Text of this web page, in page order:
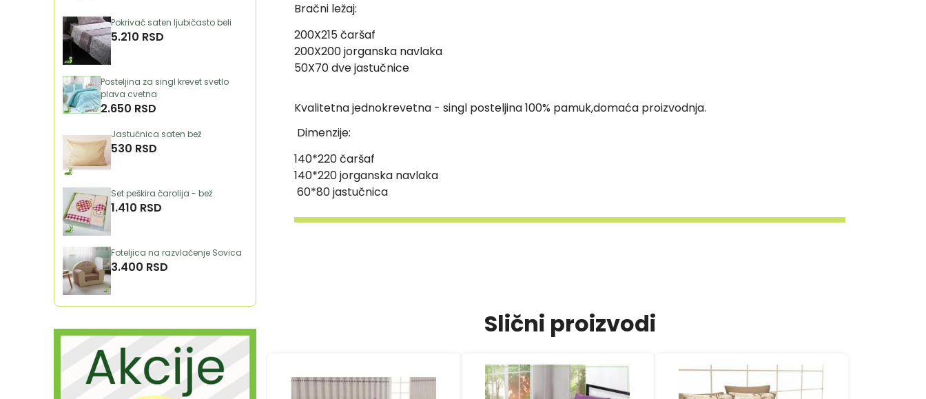
Bračni ležaj:
200X215 čaršaf
200X200 jorganska navlaka
50X70 dve jastučnice
Kvalitetna jednokrevetna - singl posteljina 100% pamuk,domaća proizvodnja.
Dimenzije:
140*220 čaršaf
140*220 jorganska navlaka
60*80 jastučnica
Slični proizvodi
Pokrivač saten ljubičasto beli
5.210 RSD
Posteljina za singl krevet svetlo
plava cvetna
2.650 RSD
Jastučnica saten bež
530 RSD
Set peškira čarolija - bež
1.410 RSD
Foteljica na razvlačenje Sovica
3.400 RSD